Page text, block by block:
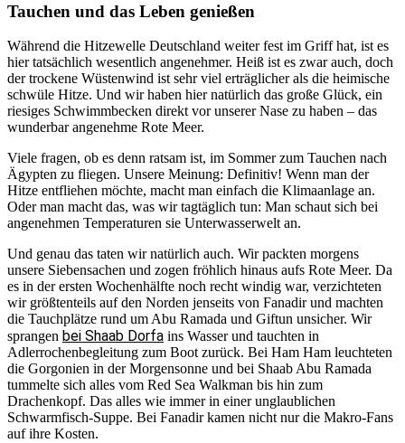
Tauchen und das Leben genießen
Während die Hitzewelle Deutschland weiter fest im Griff hat, ist es
hier tatsächlich wesentlich angenehmer. Heiß ist es zwar auch, doch
der trockene Wüstenwind ist sehr viel erträglicher als die heimische
schwüle Hitze. Und wir haben hier natürlich das große Glück, ein
riesiges Schwimmbecken direkt vor unserer Nase zu haben – das
wunderbar angenehme Rote Meer.
Viele fragen, ob es denn ratsam ist, im Sommer zum Tauchen nach
Ägypten zu fliegen. Unsere Meinung: Definitiv! Wenn man der
Hitze entfliehen möchte, macht man einfach die Klimaanlage an.
Oder man macht das, was wir tagtäglich tun: Man schaut sich bei
angenehmen Temperaturen sie Unterwasserwelt an.
Und genau das taten wir natürlich auch. Wir packten morgens
unsere Siebensachen und zogen fröhlich hinaus aufs Rote Meer. Da
es in der ersten Wochenhälfte noch recht windig war, verzichteten
wir größtenteils auf den Norden jenseits von Fanadir und machten
die Tauchplätze rund um Abu Ramada und Giftun unsicher. Wir
sprangen bei Shaab Dorfa ins Wasser und tauchten in
Adlerrochenbegleitung zum Boot zurück. Bei Ham Ham leuchteten
die Gorgonien in der Morgensonne und bei Shaab Abu Ramada
tummelte sich alles vom Red Sea Walkman bis hin zum
Drachenkopf. Das alles wie immer in einer unglaublichen
Schwarmfisch-Suppe. Bei Fanadir kamen nicht nur die Makro-Fans
auf ihre Kosten.